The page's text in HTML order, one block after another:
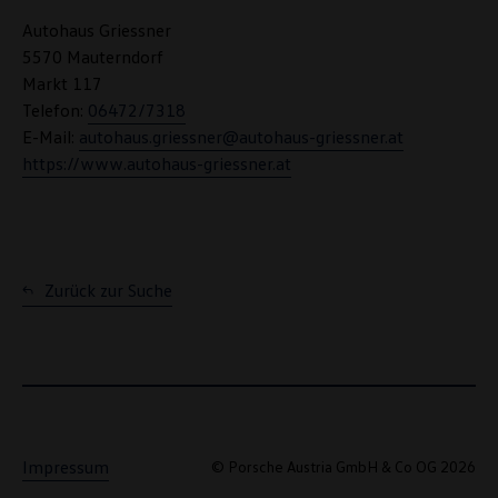
Autohaus Griessner
5570 Mauterndorf
Markt 117
Telefon: 06472/7318
E-Mail: autohaus.griessner@autohaus-griessner.at
https://www.autohaus-griessner.at
Zurück zur Suche
Impressum © Porsche Austria GmbH & Co OG 2026